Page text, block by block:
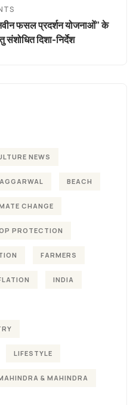
फसल प्रदर्शन योजनाओं” के
संशोधित दिशा-निर्देश
NEWS
BEACH
CHANGE
PROTECTION
FARMERS
INDIA
LIFESTYLE
& MAHINDRA